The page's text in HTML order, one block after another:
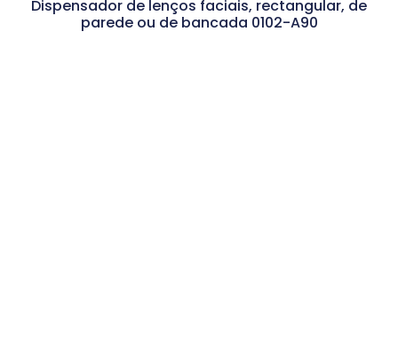
Dispensador de lenços faciais, rectangular, de
parede ou de bancada 0102-A90